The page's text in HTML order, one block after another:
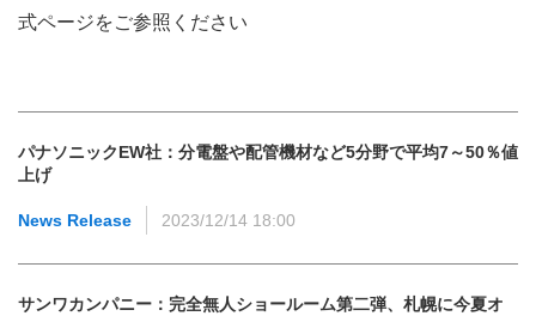
式ページをご参照ください
パナソニックEW社：分電盤や配管機材など5分野で平均7～50％値
上げ
News Release 2023/12/14 18:00
サンワカンパニー：完全無人ショールーム第二弾、札幌に今夏オ